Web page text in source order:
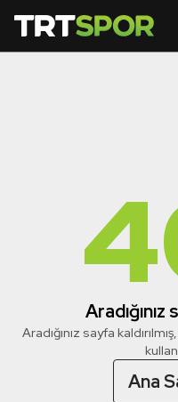
Aradığınız sayfa
Ana